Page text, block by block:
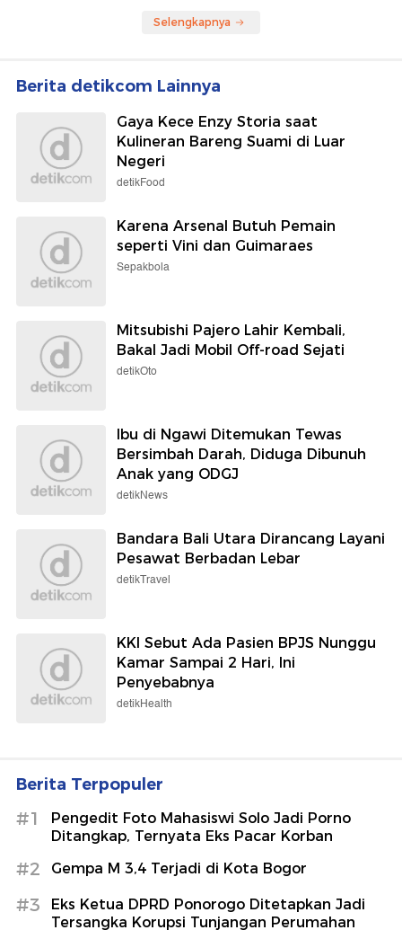
Selengkapnya
Berita detikcom Lainnya
Gaya Kece Enzy Storia saat
Kulineran Bareng Suami di Luar
Negeri
detikFood
Karena Arsenal Butuh Pemain
seperti Vini dan Guimaraes
Sepakbola
Mitsubishi Pajero Lahir Kembali,
Bakal Jadi Mobil Off-road Sejati
detikOto
Ibu di Ngawi Ditemukan Tewas
Bersimbah Darah, Diduga Dibunuh
Anak yang ODGJ
detikNews
Bandara Bali Utara Dirancang Layani
Pesawat Berbadan Lebar
detikTravel
KKI Sebut Ada Pasien BPJS Nunggu
Kamar Sampai 2 Hari, Ini
Penyebabnya
detikHealth
Berita Terpopuler
#1
Pengedit Foto Mahasiswi Solo Jadi Porno
Ditangkap, Ternyata Eks Pacar Korban
#2 Gempa M 3,4 Terjadi di Kota Bogor
#3
Eks Ketua DPRD Ponorogo Ditetapkan Jadi
Tersangka Korupsi Tunjangan Perumahan